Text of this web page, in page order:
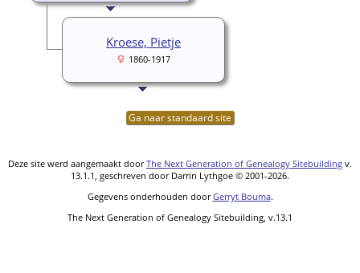
Kroese, Pietje
1860-1917
Ga naar standaard site
Deze site werd aangemaakt doorThe Next Generation of Genealogy Sitebuilding v.
13.1.1, geschreven door Darrin Lythgoe © 2001-2026.
Gegevens onderhouden doorGerryt Bouma.
The Next Generation of Genealogy Sitebuilding, v.13.1